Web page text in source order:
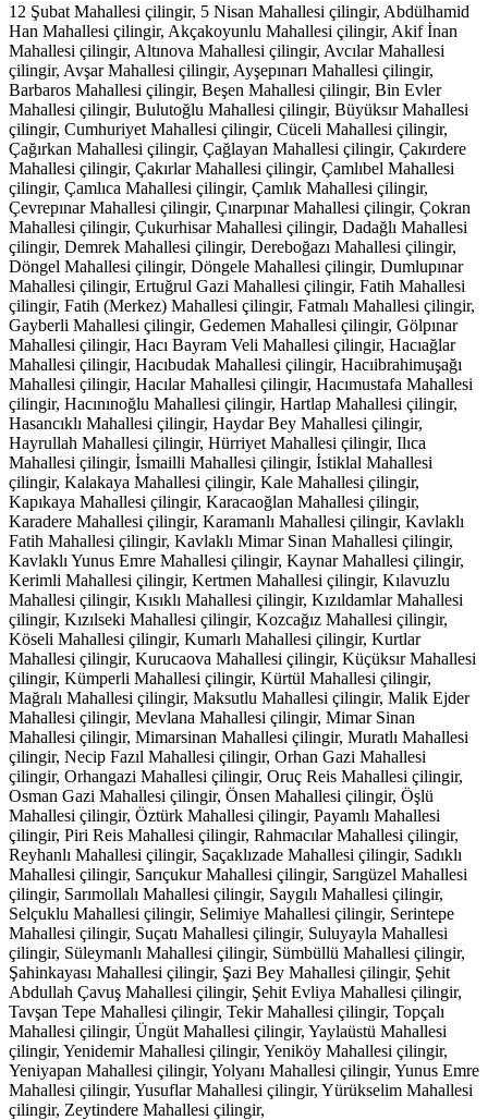
12 Şubat Mahallesi çilingir, 5 Nisan Mahallesi çilingir, Abdülhamid
Han Mahallesi çilingir, Akçakoyunlu Mahallesi çilingir, Akif İnan
Mahallesi çilingir, Altınova Mahallesi çilingir, Avcılar Mahallesi
çilingir, Avşar Mahallesi çilingir, Ayşepınarı Mahallesi çilingir,
Barbaros Mahallesi çilingir, Beşen Mahallesi çilingir, Bin Evler
Mahallesi çilingir, Bulutoğlu Mahallesi çilingir, Büyüksır Mahallesi
çilingir, Cumhuriyet Mahallesi çilingir, Cüceli Mahallesi çilingir,
Çağırkan Mahallesi çilingir, Çağlayan Mahallesi çilingir, Çakırdere
Mahallesi çilingir, Çakırlar Mahallesi çilingir, Çamlıbel Mahallesi
çilingir, Çamlıca Mahallesi çilingir, Çamlık Mahallesi çilingir,
Çevrepınar Mahallesi çilingir, Çınarpınar Mahallesi çilingir, Çokran
Mahallesi çilingir, Çukurhisar Mahallesi çilingir, Dadağlı Mahallesi
çilingir, Demrek Mahallesi çilingir, Dereboğazı Mahallesi çilingir,
Döngel Mahallesi çilingir, Döngele Mahallesi çilingir, Dumlupınar
Mahallesi çilingir, Ertuğrul Gazi Mahallesi çilingir, Fatih Mahallesi
çilingir, Fatih (Merkez) Mahallesi çilingir, Fatmalı Mahallesi çilingir,
Gayberli Mahallesi çilingir, Gedemen Mahallesi çilingir, Gölpınar
Mahallesi çilingir, Hacı Bayram Veli Mahallesi çilingir, Hacıağlar
Mahallesi çilingir, Hacıbudak Mahallesi çilingir, Hacıibrahimuşağı
Mahallesi çilingir, Hacılar Mahallesi çilingir, Hacımustafa Mahallesi
çilingir, Hacınınoğlu Mahallesi çilingir, Hartlap Mahallesi çilingir,
Hasancıklı Mahallesi çilingir, Haydar Bey Mahallesi çilingir,
Hayrullah Mahallesi çilingir, Hürriyet Mahallesi çilingir, Ilıca
Mahallesi çilingir, İsmailli Mahallesi çilingir, İstiklal Mahallesi
çilingir, Kalakaya Mahallesi çilingir, Kale Mahallesi çilingir,
Kapıkaya Mahallesi çilingir, Karacaoğlan Mahallesi çilingir,
Karadere Mahallesi çilingir, Karamanlı Mahallesi çilingir, Kavlaklı
Fatih Mahallesi çilingir, Kavlaklı Mimar Sinan Mahallesi çilingir,
Kavlaklı Yunus Emre Mahallesi çilingir, Kaynar Mahallesi çilingir,
Kerimli Mahallesi çilingir, Kertmen Mahallesi çilingir, Kılavuzlu
Mahallesi çilingir, Kısıklı Mahallesi çilingir, Kızıldamlar Mahallesi
çilingir, Kızılseki Mahallesi çilingir, Kozcağız Mahallesi çilingir,
Köseli Mahallesi çilingir, Kumarlı Mahallesi çilingir, Kurtlar
Mahallesi çilingir, Kurucaova Mahallesi çilingir, Küçüksır Mahallesi
çilingir, Kümperli Mahallesi çilingir, Kürtül Mahallesi çilingir,
Mağralı Mahallesi çilingir, Maksutlu Mahallesi çilingir, Malik Ejder
Mahallesi çilingir, Mevlana Mahallesi çilingir, Mimar Sinan
Mahallesi çilingir, Mimarsinan Mahallesi çilingir, Muratlı Mahallesi
çilingir, Necip Fazıl Mahallesi çilingir, Orhan Gazi Mahallesi
çilingir, Orhangazi Mahallesi çilingir, Oruç Reis Mahallesi çilingir,
Osman Gazi Mahallesi çilingir, Önsen Mahallesi çilingir, Öşlü
Mahallesi çilingir, Öztürk Mahallesi çilingir, Payamlı Mahallesi
çilingir, Piri Reis Mahallesi çilingir, Rahmacılar Mahallesi çilingir,
Reyhanlı Mahallesi çilingir, Saçaklızade Mahallesi çilingir, Sadıklı
Mahallesi çilingir, Sarıçukur Mahallesi çilingir, Sarıgüzel Mahallesi
çilingir, Sarımollalı Mahallesi çilingir, Saygılı Mahallesi çilingir,
Selçuklu Mahallesi çilingir, Selimiye Mahallesi çilingir, Serintepe
Mahallesi çilingir, Suçatı Mahallesi çilingir, Suluyayla Mahallesi
çilingir, Süleymanlı Mahallesi çilingir, Sümbüllü Mahallesi çilingir,
Şahinkayası Mahallesi çilingir, Şazi Bey Mahallesi çilingir, Şehit
Abdullah Çavuş Mahallesi çilingir, Şehit Evliya Mahallesi çilingir,
Tavşan Tepe Mahallesi çilingir, Tekir Mahallesi çilingir, Topçalı
Mahallesi çilingir, Üngüt Mahallesi çilingir, Yaylaüstü Mahallesi
çilingir, Yenidemir Mahallesi çilingir, Yeniköy Mahallesi çilingir,
Yeniyapan Mahallesi çilingir, Yolyanı Mahallesi çilingir, Yunus Emre
Mahallesi çilingir, Yusuflar Mahallesi çilingir, Yürükselim Mahallesi
çilingir, Zeytindere Mahallesi çilingir,